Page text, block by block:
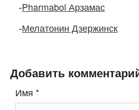
-Pharmabol Арзамас
-Мелатонин Дзержинск
Добавить
Имя *